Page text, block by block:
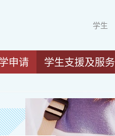
学生
申请 学生支援及服务